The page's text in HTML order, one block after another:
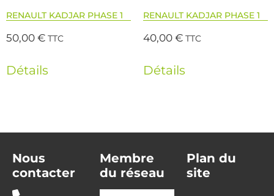
RENAULT KADJAR PHASE 1
50,00€ TTC
Détails
RENAULT KADJAR PHASE 1
40,00€ TTC
Détails
Nous
contacter
Membre
du réseau
Plan du
site